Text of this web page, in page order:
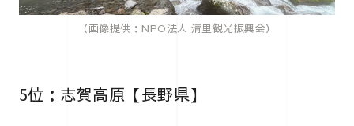
（画像提供：NPO法人 清里観光振興会）
5位：志賀高原【長野県】